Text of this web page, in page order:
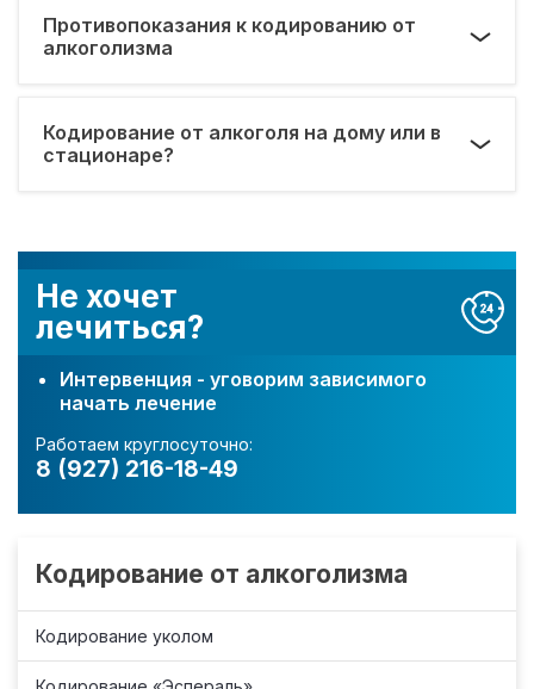
Не хочет
лечиться?
Интервенция - уговорим зависимого
начать лечение
Работаем круглосуточно:
8 (927) 216-18-49
Кодирование от алкоголизма
Кодирование уколом
Противопоказания к кодированию от
алкоголизма
Кодирование от алкоголя на дому или в
стационаре?